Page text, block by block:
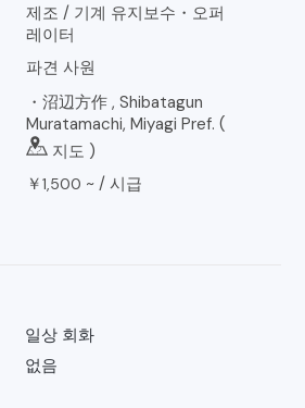
제조 / 기계 유지보수・오퍼
레이터
파견 사원
・沼辺方作 , Shibatagun
Muratamachi, Miyagi Pref. (
지도 )
￥1,500 ~ / 시급
일상 회화
없음